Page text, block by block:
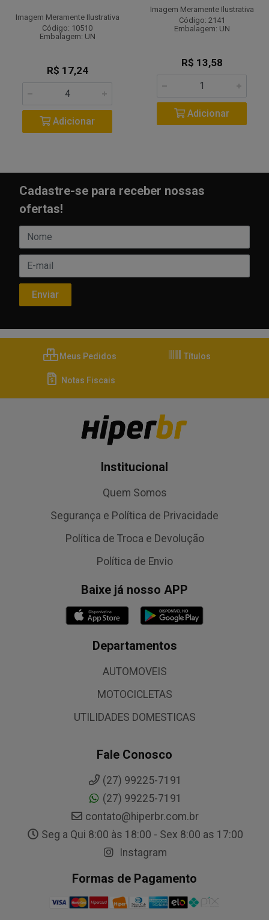
Imagem Meramente Ilustrativa
Código: 10510
Embalagem: UN
R$ 17,24
Adicionar
Imagem Meramente Ilustrativa
Código: 2141
Embalagem: UN
R$ 13,58
Adicionar
Cadastre-se para receber nossas
ofertas!
Meus Pedidos Títulos
Notas Fiscais
Institucional
Quem Somos
Segurança e Política de Privacidade
Política de Troca e Devolução
Política de Envio
Baixe já nosso APP
Departamentos
AUTOMOVEIS
MOTOCICLETAS
UTILIDADES DOMESTICAS
Fale Conosco
(27) 99225-7191
(27) 99225-7191
contato@hiperbr.com.br
Seg a Qui 8:00 às 18:00 - Sex 8:00 as 17:00
Instagram
Formas de Pagamento